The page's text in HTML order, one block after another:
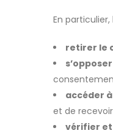
En particulier,
retirer le
accéder
et de
vérifier